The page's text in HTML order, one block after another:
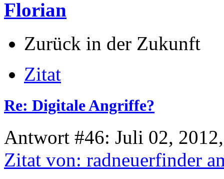
Florian
Zurück in der Zukunft
Zitat
Re: Digitale Angriffe?
Antwort #46: Juli 02,
Zitat von: radneuerfinder